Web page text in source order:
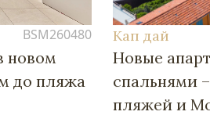
BSM260480
новом
до пляжа
Кап дай
Новые
спальнями
пляжей и